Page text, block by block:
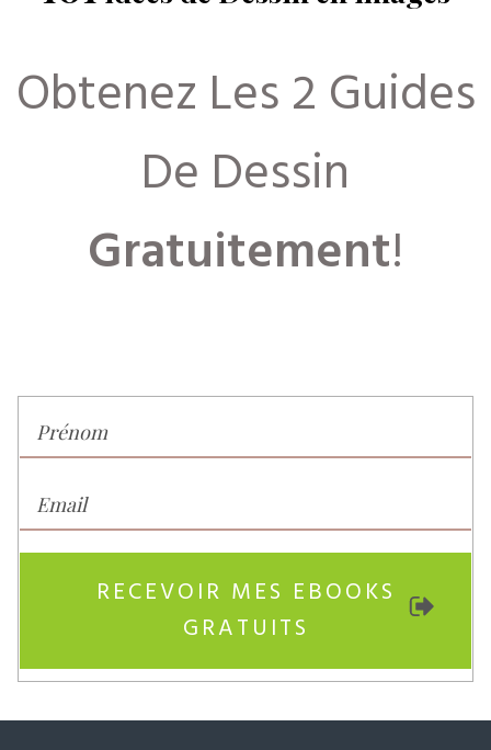
Obtenez Les 2 Guides
De Dessin
Gratuitement!
RECEVOIR MES EBOOKS
GRATUITS